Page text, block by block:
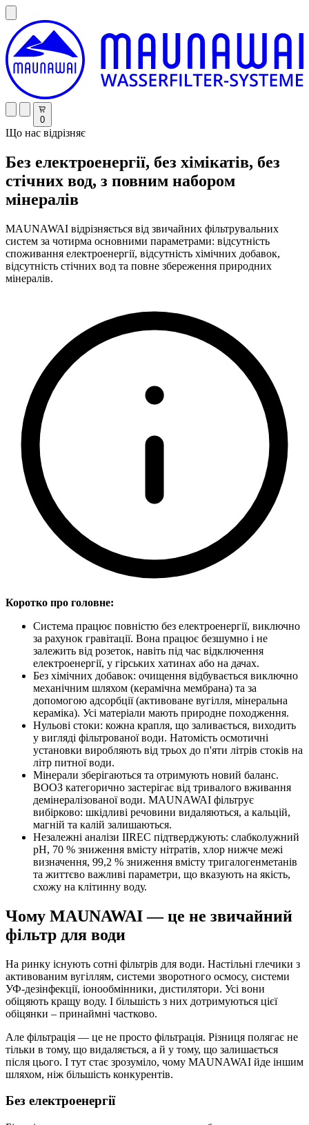
0
Що нас відрізняє
Без електроенергії, без хімікатів, без
стічних вод, з повним набором
мінералів
MAUNAWAI відрізняється від звичайних фільтрувальних
систем за чотирма основними параметрами: відсутність
споживання електроенергії, відсутність хімічних добавок,
відсутність стічних вод та повне збереження природних
мінералів.
Коротко про головне:
Система працює повністю без електроенергії, виключно
за рахунок гравітації. Вона працює безшумно і не
залежить від розеток, навіть під час відключення
електроенергії, у гірських хатинах або на дачах.
Без хімічних добавок: очищення відбувається виключно
механічним шляхом (керамічна мембрана) та за
допомогою адсорбції (активоване вугілля, мінеральна
кераміка). Усі матеріали мають природне походження.
Нульові стоки: кожна крапля, що заливається, виходить
у вигляді фільтрованої води. Натомість осмотичні
установки виробляють від трьох до п'яти літрів стоків на
літр питної води.
Мінерали зберігаються та отримують новий баланс.
ВООЗ категорично застерігає від тривалого вживання
демінералізованої води. MAUNAWAI фільтрує
вибірково: шкідливі речовини видаляються, а кальцій,
магній та калій залишаються.
Незалежні аналізи IIREC підтверджують: слабколужний
рН, 70 % зниження вмісту нітратів, хлор нижче межі
визначення, 99,2 % зниження вмісту тригалогенметанів
та життєво важливі параметри, що вказують на якість,
схожу на клітинну воду.
Чому MAUNAWAI — це не звичайний
фільтр для води
На ринку існують сотні фільтрів для води. Настільні глечики з
активованим вугіллям, системи зворотного осмосу, системи
УФ-дезінфекції, іонообмінники, дистилятори. Усі вони
обіцяють кращу воду. І більшість з них дотримуються цієї
обіцянки – принаймні частково.
Але фільтрація — це не просто фільтрація. Різниця полягає не
тільки в тому, що видаляється, а й у тому, що залишається
після цього. І тут стає зрозуміло, чому MAUNAWAI йде іншим
шляхом, ніж більшість конкурентів.
Без електроенергії